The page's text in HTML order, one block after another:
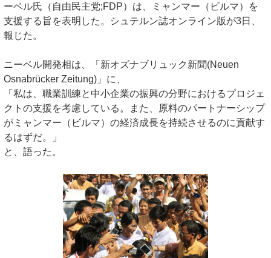
ーベル氏（自由民主党;FDP）は、ミャンマー（ビルマ）を
支援する旨を表明した。シュテルン誌オンライン版が3日、
報じた。
ニーベル開発相は、「新オズナブリュック新聞(Neuen
Osnabrücker Zeitung)」に、
「私は、職業訓練と中小企業の振興の分野におけるプロジェ
クトの支援を考慮している。また、原料のパートナーシップ
がミャンマー（ビルマ）の経済成長を持続させるのに貢献す
るはずだ。」
と、語った。